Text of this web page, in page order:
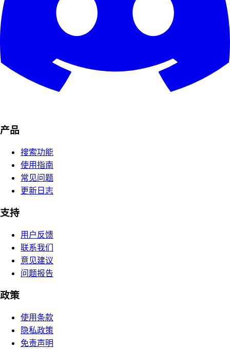
产品
搜索功能
使用指南
常见问题
更新日志
支持
用户反馈
联系我们
意见建议
问题报告
政策
使用条款
隐私政策
免责声明